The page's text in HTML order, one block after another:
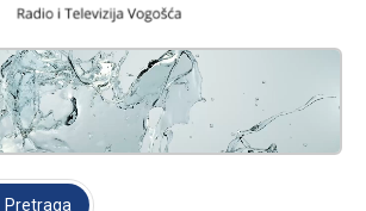
RADIO TELEVIZIJA VOGOŠĆA